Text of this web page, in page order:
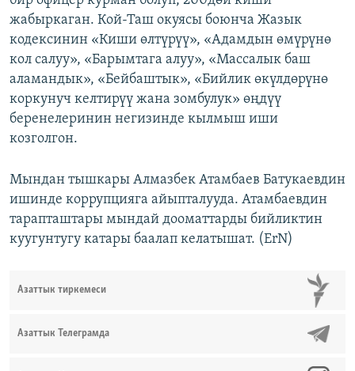
жабыркаган. Кой-Таш окуясы боюнча Жазык
кодексинин «Киши өлтүрүү», «Адамдын өмүрүнө
кол салуу», «Барымтага алуу», «Массалык баш
аламандык», «Бейбаштык», «Бийлик өкүлдөрүнө
коркунуч келтирүү жана зомбулук» өңдүү
беренелеринин негизинде кылмыш иши
козголгон.
Мындан тышкары Алмазбек Атамбаев Батукаевдин
ишинде коррупцияга айыпталууда. Атамбаевдин
тарапташтары мындай дооматтарды бийликтин
куугунтугу катары баалап келатышат. (ErN)
Азаттык тиркемеси
Азаттык Телеграмда